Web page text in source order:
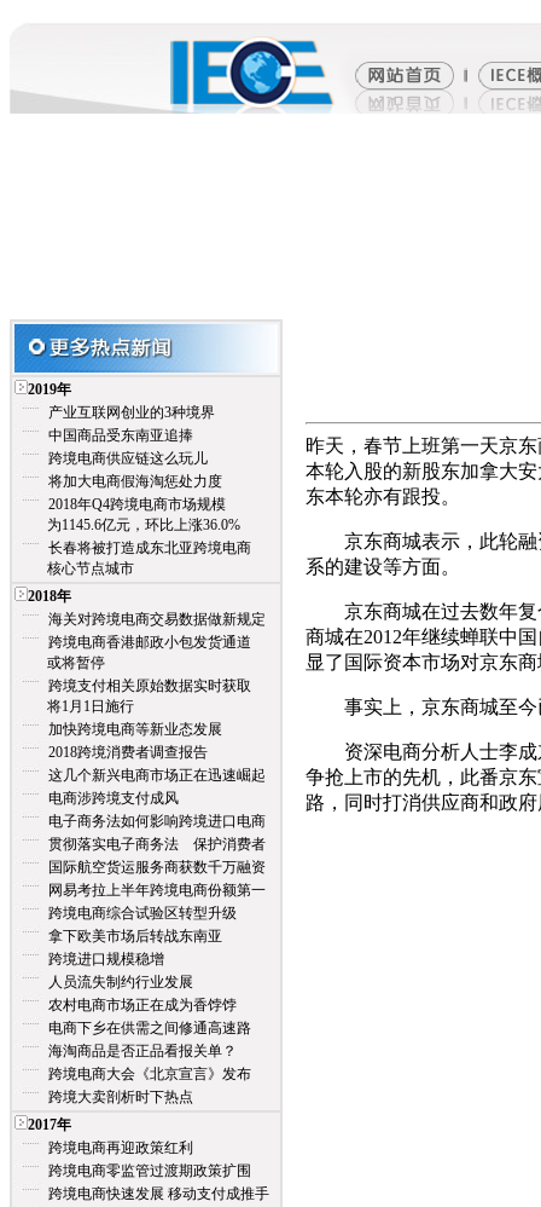
2019年
产业互联网创业的3种境界
中国商品受东南亚追捧
跨境电商供应链这么玩儿
将加大电商假海淘惩处力度
2018年Q4跨境电商市场规模
为1145.6亿元，环比上涨36.0%
长春将被打造成东北亚跨境电商
核心节点城市
2018年
海关对跨境电商交易数据做新规定
跨境电商香港邮政小包发货通道
或将暂停
跨境支付相关原始数据实时获取
将1月1日施行
加快跨境电商等新业态发展
2018跨境消费者调查报告
这几个新兴电商市场正在迅速崛起
电商涉跨境支付成风
电子商务法如何影响跨境进口电商
贯彻落实电子商务法 保护消费者
国际航空货运服务商获数千万融资
网易考拉上半年跨境电商份额第一
跨境电商综合试验区转型升级
拿下欧美市场后转战东南亚
跨境进口规模稳增
人员流失制约行业发展
农村电商市场正在成为香饽饽
电商下乡在供需之间修通高速路
海淘商品是否正品看报关单？
跨境电商大会《北京宣言》发布
跨境大卖剖析时下热点
2017年
跨境电商再迎政策红利
跨境电商零监管过渡期政策扩围
跨境电商快速发展 移动支付成推手
昨天，春节上班第一天京
本轮入股的新股东加拿大
东本轮亦有跟投。
京东商城表示，此轮融
系的建设等方面。
京东商城在过去数年复
商城在2012年继续蝉联中
显了国际资本市场对京东
事实上，京东商城至今
资深电商分析人士李成
争抢上市的先机，此番京
路，同时打消供应商和政